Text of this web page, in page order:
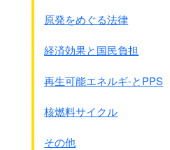
アキウコンの製品には鉄を
注意が必要であるという報告
2型糖尿病のどの原疾患のあ
平均年齢54歳)において、
肝障害が報告されています。
原発をめぐる法律
経済効果と国民負担
再生可能エネルギ-とPPS
核燃料サイクル
その他